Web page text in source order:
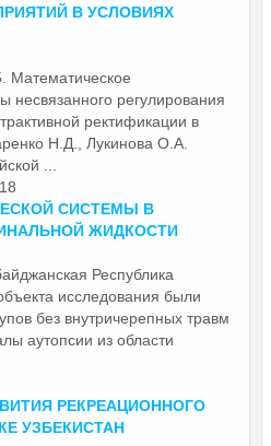
В УСЛОВИЯХ
Математическое
несвязанного регулирования
ректификации в
Н.Д., Лукинова О.А.
...
СИСТЕМЫ В
ЖИДКОСТИ
Республика
исследования были
без внутричерепных травм
аутопсии из области
РЕКРЕАЦИОННОГО
УЗБЕКИСТАН